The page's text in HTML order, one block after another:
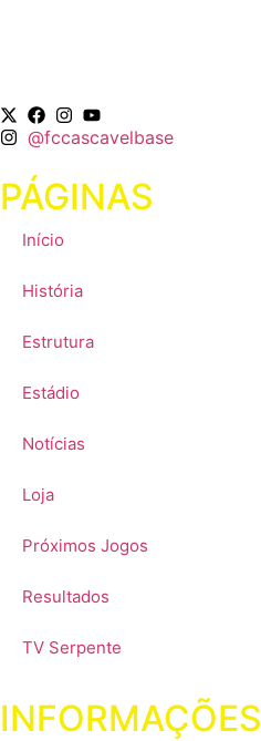
@fccascavelbase
PÁGINAS
Início
História
Estrutura
Estádio
Notícias
Loja
Próximos Jogos
Resultados
TV Serpente
INFORMAÇÕES